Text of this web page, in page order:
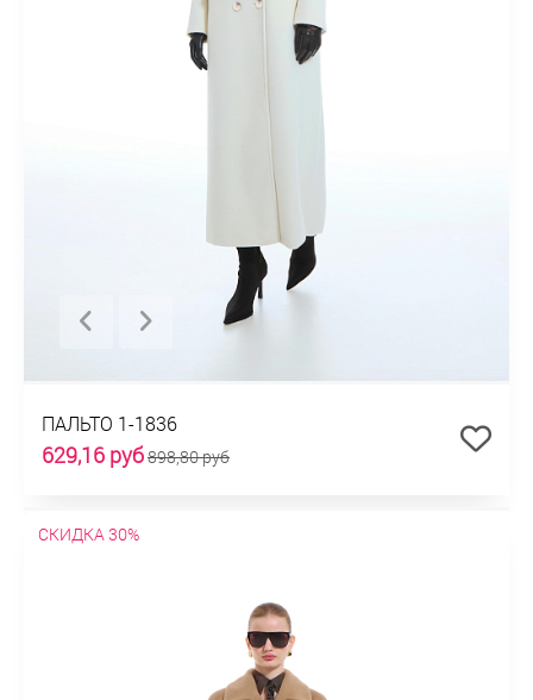
ПАЛЬТО 1-1836
629,16 руб898,80 руб
СКИДКА 30%